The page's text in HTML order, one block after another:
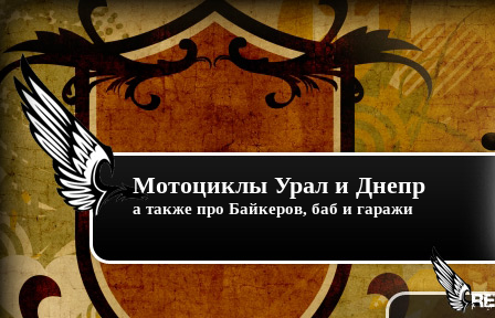
Мотоциклы Урал и Днепр
а также про Байкеров, баб и гаражи